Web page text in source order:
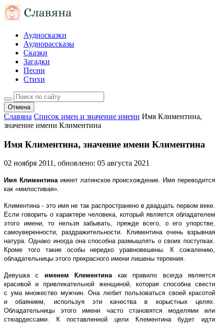
Аудиосказки
Аудиорассказы
Сказки
Загадки
Песни
Стихи
Отмена
Славяна Список имен и значение имени Имя Климентина,
значение имени Климентина
Имя Климентина, значение имени Климентина
02 ноября 2011, обновлено: 05 августа 2021
Имя Климентинаимеет латинское происхождение. Имя переводится
как «милостивая».
Климентина - это имя не так распространено в двадцать первом веке.
Если говорить о характере человека, который является обладателем
этого имени, то нельзя забывать, прежде всего, о его упорстве,
самоуверенности, раздражительности. Климентина очень взрывная
натура. Однако иногда она способна размышлять о своих поступках.
Кроме того такие особы нередко уравновешены. К сожалению,
обладательницы этого прекрасного имени лишены терпения.
Девушка с именем Клементинакак правило всегда является
красивой и привлекательной женщиной, которая способна свести
с ума множество мужчин. Она любит пользоваться своей красотой
и обаянием, используя эти качества в корыстных целях.
Обладательницы этого имени часто становятся моделями или
стюардессами. К поставленной цели Клементина будет идти